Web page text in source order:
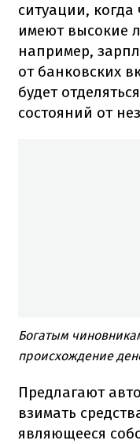
ситуации,
имеют высокие
например,
от банковских
будет
состояний от
Богатым
происхождение
Предлагают
взимать
являющееся